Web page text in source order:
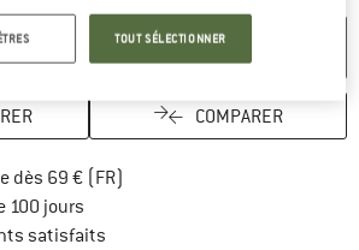
PLUS DISPONIBLE
COMPARER
dès 69 € (FR)
100 jours
satisfaits
TOUT SÉLECTIONNER